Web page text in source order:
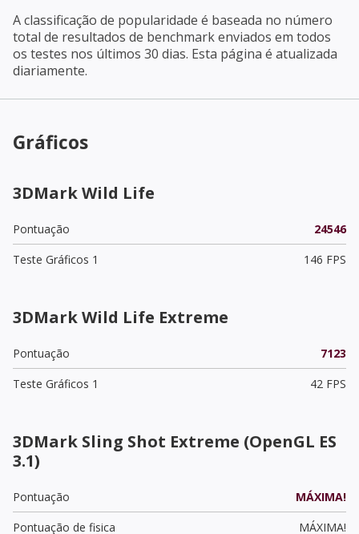
A classificação de popularidade é baseada no número
total de resultados de benchmark enviados em todos
os testes nos últimos 30 dias. Esta página é atualizada
diariamente.
Gráficos
3DMark Wild Life
Pontuação
24546
Teste Gráficos 1
146 FPS
3DMark Wild Life Extreme
Pontuação
7123
Teste Gráficos 1
42 FPS
3DMark Sling Shot Extreme (OpenGL ES
3.1)
Pontuação
MÁXIMA!
Pontuação de fisica
MÁXIMA!